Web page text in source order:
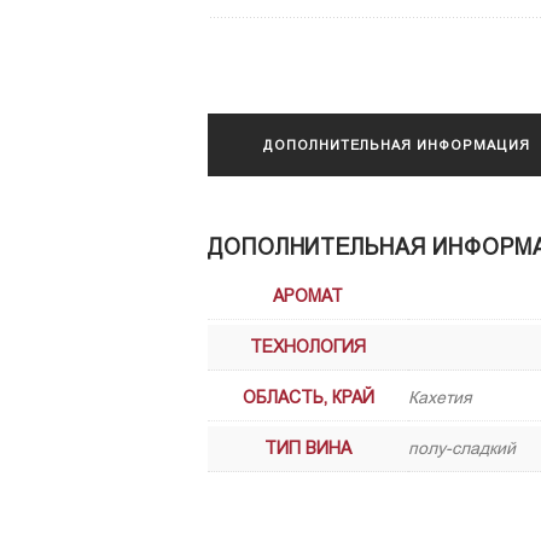
ДОПОЛНИТЕЛЬНАЯ ИНФОРМАЦИЯ
ДОПОЛНИТЕЛЬНАЯ
АРОМАТ
ТЕХНОЛОГИЯ
ОБЛАСТЬ, КРАЙ Кахетия
ТИП ВИНА полу-сладкий